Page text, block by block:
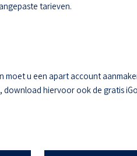
tarieven.
u een apart account
hiervoor ook de gratis